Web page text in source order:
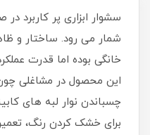
سشوار ابزاری پر کاربرد
شمار می رود. ساختار و
خانگی بوده اما قدرت
این محصول در مشاغلی
برای خشک کردن رنگ،